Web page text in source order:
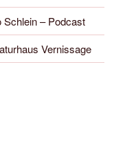
Schlein – Podcast
Vernissage